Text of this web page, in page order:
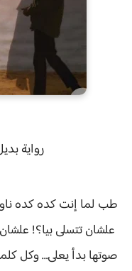
رواية
طب لما إنت كده كده
علشان تتسلى بيا؟!
صوتها بدأ يعلى… وكل